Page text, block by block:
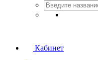
Кабинет